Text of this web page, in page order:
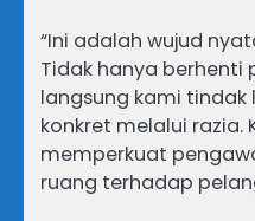
“Ini adalah wujud
Tidak hanya berhenti
langsung kami
konkret melalui razia.
memperkuat
ruang terhadap